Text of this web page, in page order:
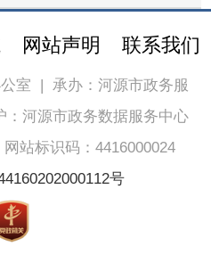
网站声明 联系我们
室
承办：河源市政务服
：河源市政务数据服务中心
网站标识码：4416000024
号